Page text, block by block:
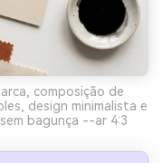
composição de
design minimalista e
bagunça --ar 4:3